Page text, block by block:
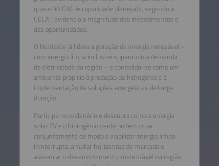
quase 90 GW de capacidade planejada, segundo a
CELA*, evidencia a magnitude dos investimentos e
das oportunidades.
O Nordeste já lidera a geração de energia renovável –
com energia limpa inclusive superando a demanda
de eletricidade da região – e consolida-se como um
ambiente propício à produção de hidrogênio e à
implementação de soluções energéticas de longa
duração.
Participe no webinário e descubra como a energia
solar FV e o hidrogênio verde podem atuar
conjuntamente de modo a viabilizar energia limpa
ininterrupta, ampliar horizontes de mercado e
alavancar o desenvolvimento sustentável na região